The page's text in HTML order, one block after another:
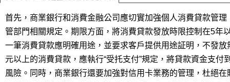
首先，商業銀行和消費金融公司應切實加強個人消費貸款管
管部門相關規定。期限方面，將消費貸款發放時限控制在5
一筆消費貸款應明確用途，並要求客戶提供用途証明，不發
元以上的消費貸款，應執行“受托支付”規定，將貸款資金支
風險。同時，商業銀行還要加強對信用卡業務的管理，杜絕